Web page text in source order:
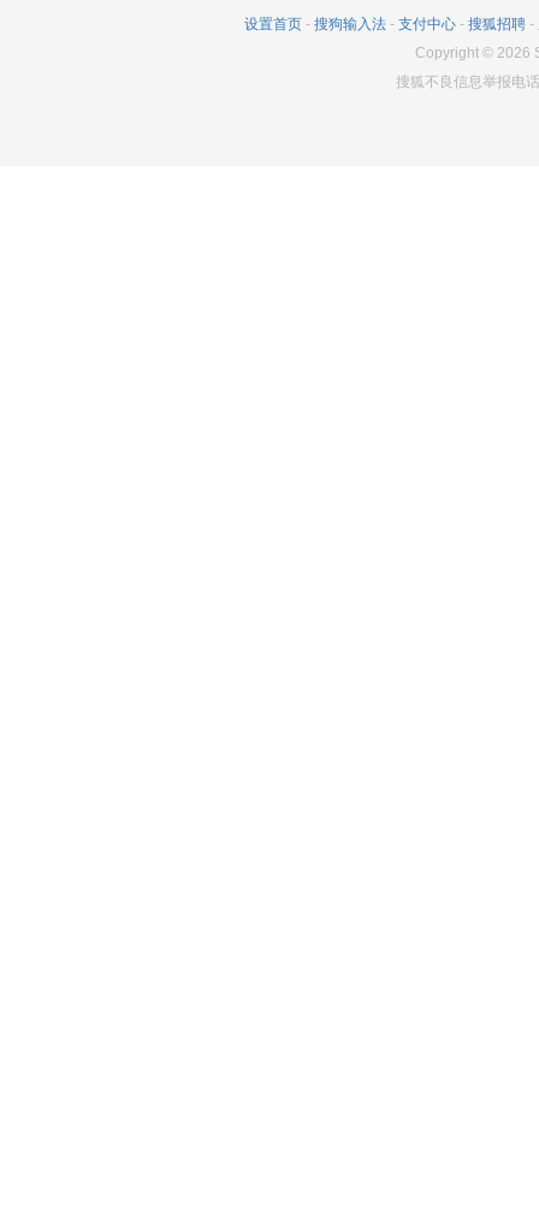
设置首页 - 搜狗输入法 - 支付中心 - 搜狐招聘 -
Copyright © 2026
搜狐不良信息举报电